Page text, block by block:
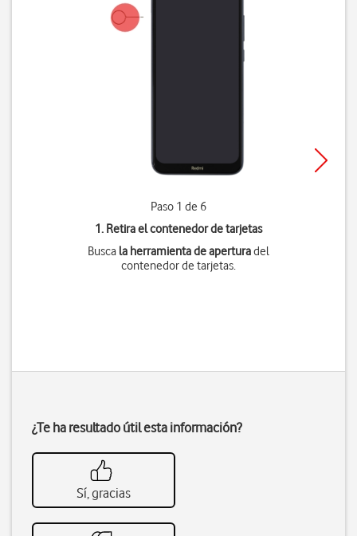
Paso 1 de 6
1. Retira el contenedor de tarjetas
Busca la herramienta de aperturadel
contenedor de tarjetas.
¿Te ha resultado útil esta información?
Sí, gracias